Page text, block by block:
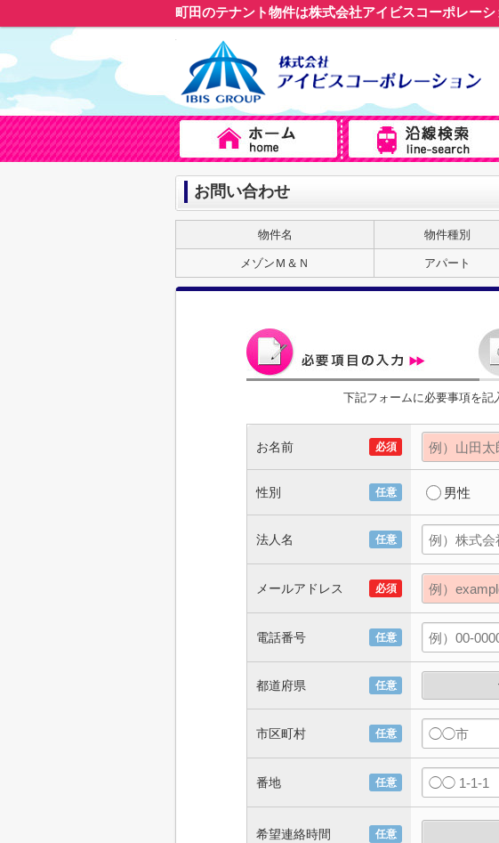
町田のテナント物件は株式会社アイビスコーポレーシ
お問い合わせ
物件名 物件種別
メゾンＭ＆Ｎ アパート
下記フォームに必要事項を
お名前 必須
性別 任意 男性
法人名 任意
メールアドレス 必須
電話番号 任意
都道府県 任意
市区町村 任意
番地 任意
希望連絡時間 任意